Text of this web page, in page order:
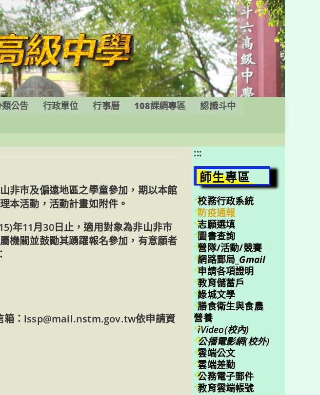
公告 行政單位 行事曆 108課綱專區
認識斗中
非市及偏遠地區之學童參加，期以本館
本活動，活動計畫如附件。
年11月30日止，適用對象為非山非市
機關並鼓勵其踴躍報名參加，有意願者
箱：lssp@mail.nstm.gov.tw依申請資
:::
師生專區
校務行政系統
防疫通報
志願選填
圖書查詢
營隊/活動/競賽
網路郵局_ Gmail
申請各項證明
教育儲蓄戶
綠城文學
膳食衛生與食農
營養
iVideo(校內)
公播電影網(校外)
雲端公文
雲端差勤
公務電子郵件
教育雲端帳號